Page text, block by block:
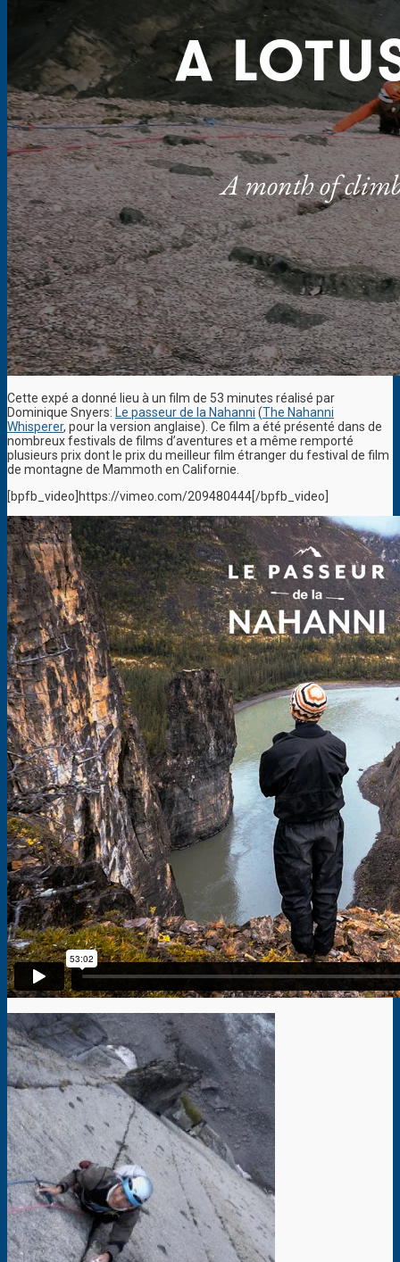
Cette expé a donné lieu à un film de 53 minutes réalisé par
Dominique Snyers: Le passeur de la Nahanni (The Nahanni
Whisperer, pour la version anglaise). Ce film a été présenté dans de
nombreux festivals de films d’aventures et a même remporté
plusieurs prix dont le prix du meilleur film étranger du festival de film
de montagne de Mammoth en Californie.
[bpfb_video]https://vimeo.com/209480444[/bpfb_video]